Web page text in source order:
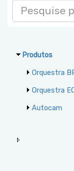
Produtos
Orquestra
Orquestra
Autocam